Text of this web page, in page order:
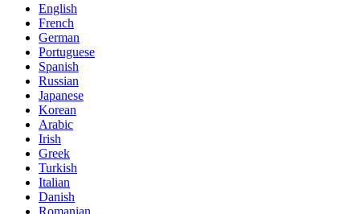
English
French
German
Portuguese
Spanish
Russian
Japanese
Korean
Arabic
Irish
Greek
Turkish
Italian
Danish
Romanian